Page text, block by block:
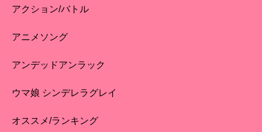
アクション/バトル
アニメソング
アンデッドアンラック
ウマ娘 シンデレラグレイ
オススメ/ランキング